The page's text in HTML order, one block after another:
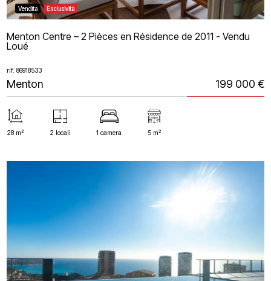
Vendita Esclusività
Menton Centre – 2 Pièces en Résidence de 2011 - Vendu
Loué
rif: 86918533
199 000 €
Menton
28 m² 2 locali 1 camera 5 m²